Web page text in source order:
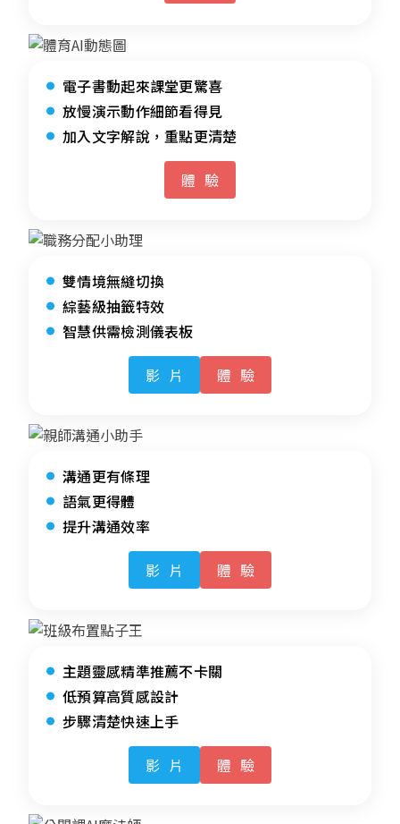
電子書動起來課堂更驚喜
放慢演示動作細節看得見
加入文字解說，重點更清楚
體驗
雙情境無縫切換
綜藝級抽籤特效
智慧供需檢測儀表板
影片 體驗
溝通更有條理
語氣更得體
提升溝通效率
影片 體驗
主題靈感精準推薦不卡關
低預算高質感設計
步驟清楚快速上手
影片 體驗